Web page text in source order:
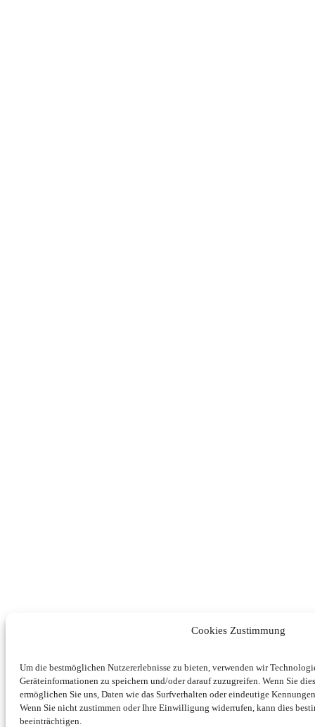
Cookies Zustimmung
Um die bestmöglichen Nutzererlebnisse zu bieten, verwenden wir
Geräteinformationen zu speichern und/oder darauf zuzugreifen. Wenn Sie
ermöglichen Sie uns, Daten wie das Surfverhalten oder eindeutige
Wenn Sie nicht zustimmen oder Ihre Einwilligung widerrufen, kann dies
beeinträchtigen.